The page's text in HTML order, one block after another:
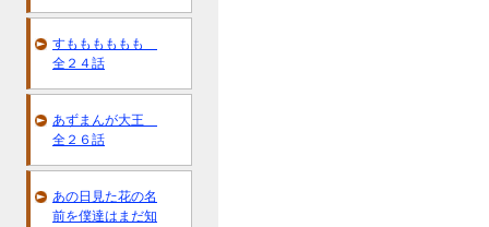
すもももももも
全２４話
あずまんが大王
全２６話
あの日見た花の名
前を僕達はまだ知